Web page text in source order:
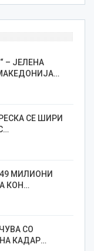
– ЈЕЛЕНА
СЕ ШИРИ
МИЛИОНИ
КОН…
СО
КАДАР…